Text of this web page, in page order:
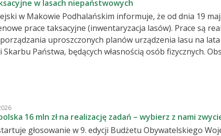
w lasach niepaństwowych
w Makowie Podhalańskim informuje, że od dnia 19
prace taksacyjne (inwentaryzacja lasów). Prace są
uproszczonych planów urządzenia lasu na
Państwa, będących własnością osób fizycznych. Obszar w gminie Maków
lasu zostaną wyłożone w siedzibie Urzędu Miejskiego do
właściciele lasów zostaną powiadomieni
16 mln zł na realizację zadań – wybierz z nami
głosowanie w 9. edycji Budżetu Obywatelskiego